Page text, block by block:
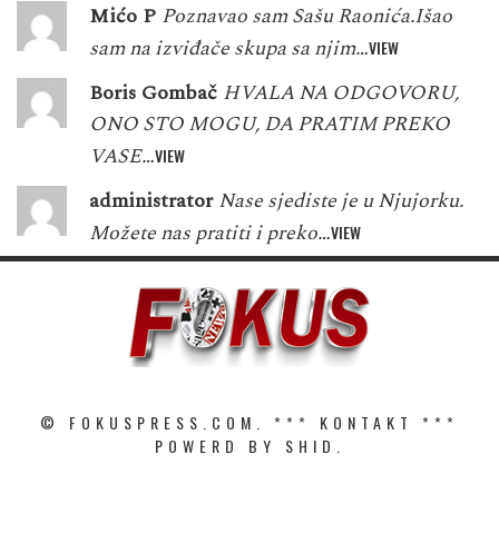
Mićo P Poznavao sam Sašu Raonića.Išao
sam na izviđače skupa sa njim…VIEW
Boris Gombač HVALA NA ODGOVORU,
ONO STO MOGU, DA PRATIM PREKO
VASE…VIEW
administrator Nase sjediste je u Njujorku.
Možete nas pratiti i preko…VIEW
© FOKUSPRESS.COM. *** KONTAKT
***
POWERD BY SHID.